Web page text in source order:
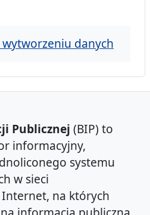
danych
Publicznej (BIP) to
informacyjny,
systemu
w sieci
na których